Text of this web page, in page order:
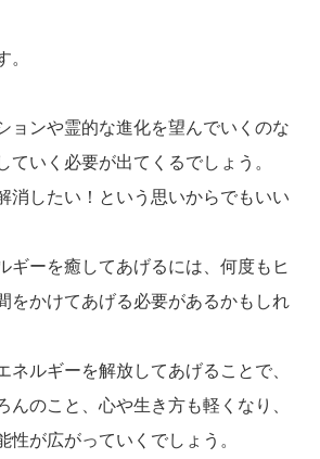
。
ョンや霊的な進化を望んでいくのな
ていく必要が出てくるでしょう。
消したい！という思いからでもいい
ギーを癒してあげるには、何度もヒ
をかけてあげる必要があるかもしれ
ネルギーを解放してあげることで、
んのこと、心や生き方も軽くなり、
性が広がっていくでしょう。